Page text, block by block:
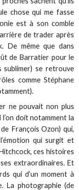
chose qui me fasse
est à son comble
de trader après
De même que dans
de Barratier pour le
sublimer) se retrouve
comme Stéphane
ne pouvait non plus
l’on doit notamment la
François Ozon) qui,
qui surgit et
ces histoires
extraordinaires. Et
qui d’un moment à
La photographie (de